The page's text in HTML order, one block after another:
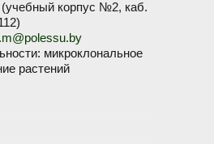
корпус №2, каб.
микроклональное
растений